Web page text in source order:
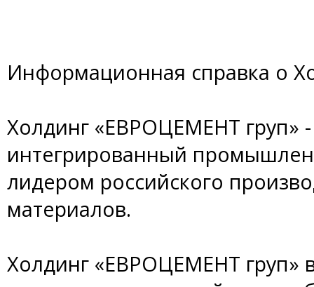
Информационная справка о
Холдинг «ЕВРОЦЕМЕНТ груп»
интегрированный
лидером российского
материалов.
Холдинг «ЕВРОЦЕМЕНТ груп»